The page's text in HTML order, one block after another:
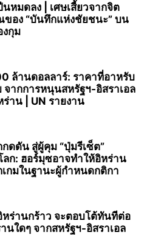
หมดลง | เศษเสี้ยวจากจิต
อง “บันทึกแห่งชัยชนะ” บน
งกุม
ล้านดอลลาร์: ราคาที่อาหรับ
จากการหนุนสหรัฐฯ‑อิสราเอล
าน | UN รายงาน
ดดัน สู่ผู้คุม “ปุ่มรีเซ็ต”
ลก: ฮอร์มุซอาจทำให้อิหร่าน
เกมในฐานะผู้กำหนดกติกา
หร่านกร้าว จะตอบโต้ทันทีต่อ
นใดๆ จากสหรัฐฯ-อิสราเอล